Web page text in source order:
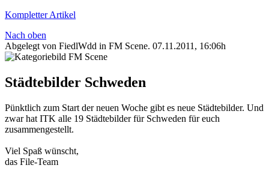
Kompletter Artikel
Nach oben
Abgelegt von FiedlWdd in FM Scene. 07.11.2011, 16:06h
Städtebilder Schweden
Pünktlich zum Start der neuen Woche gibt es neue Städtebilder. Und
zwar hat ITK alle 19 Städtebilder für Schweden für euch
zusammengestellt.
Viel Spaß wünscht,
das File-Team